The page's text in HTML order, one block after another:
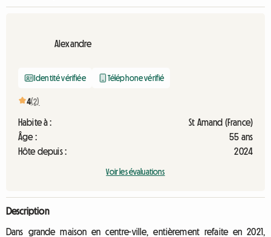
Alexandre
Identité vérifiée Téléphone vérifié
4(2)
Habite à :
St Amand (France)
Âge :
55 ans
Hôte depuis :
2024
Voir les évaluations
Description
Dans grande maison en centre-ville, entièrement refaite en 2021,